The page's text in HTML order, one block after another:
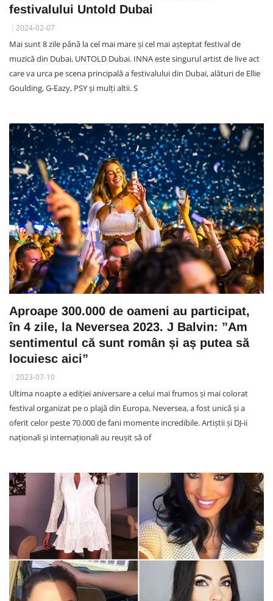
festivalului Untold Dubai
2024-02-07
Mai sunt 8 zile până la cel mai mare și cel mai așteptat festival de
muzică din Dubai, UNTOLD Dubai. INNA este singurul artist de live act
care va urca pe scena principală a festivalului din Dubai, alături de Ellie
Goulding, G-Eazy, PSY și mulți altii. S
Aproape 300.000 de oameni au participat,
în 4 zile, la Neversea 2023. J Balvin: ”Am
sentimentul că sunt român și aș putea să
locuiesc aici”
2023-07-10
Ultima noapte a ediției aniversare a celui mai frumos și mai colorat
festival organizat pe o plajă din Europa, Neversea, a fost unică și a
oferit celor peste 70.000 de fani momente incredibile. Artiștii și DJ-ii
naționali și internaționali au reușit să of